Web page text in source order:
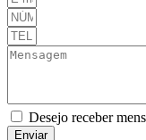
Desejo receber
Enviar